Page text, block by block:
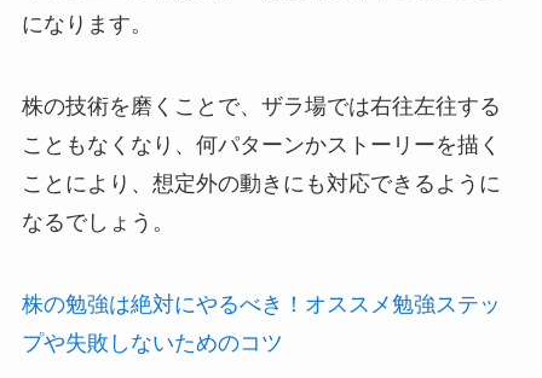
になります。
株の技術を磨くことで、ザラ場では右往左往する
こともなくなり、何パターンかストーリーを描く
ことにより、想定外の動きにも対応できるように
なるでしょう。
株の勉強は絶対にやるべき！オススメ勉強ステッ
プや失敗しないためのコツ